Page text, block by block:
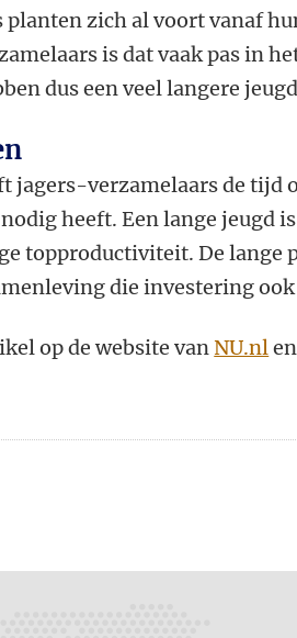
planten zich al voort vanaf
is dat vaak pas in
dus een veel langere
jagers-verzamelaars de tijd
heeft. Een lange jeugd
topproductiviteit. De lange
die investering
op de website vanNU.nl
via Mastodon